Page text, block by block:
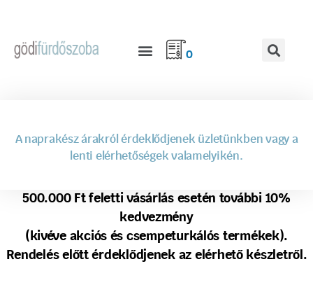
0
A naprakész árakról érdeklődjenek üzletünkben vagy a
lenti elérhetőségek valamelyikén.
500.000 Ft feletti vásárlás esetén további 10%
kedvezmény
(kivéve akciós és csempeturkálós termékek).
Rendelés előtt érdeklődjenek az elérhető készletről.